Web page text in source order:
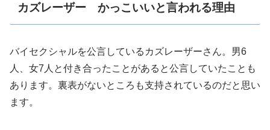
カズレーザー かっこいいと言われる理由
バイセクシャルを公言しているカズレーザーさん。男6
人、女7人と付き合ったことがあると公言していたことも
あります。裏表がないところも支持されているのだと思い
ます。